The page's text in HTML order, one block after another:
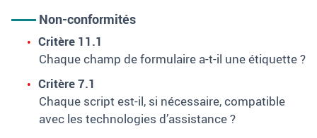
Non-conformités
Critère 11.1
Chaque champ de formulaire a-t-il une étiquette?
Critère 7.1
Chaque script est-il, si nécessaire, compatible
avec les technologies d’assistance?